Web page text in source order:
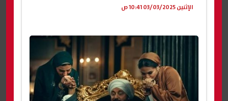
الإثنين 03/03/2025 10:41 ص